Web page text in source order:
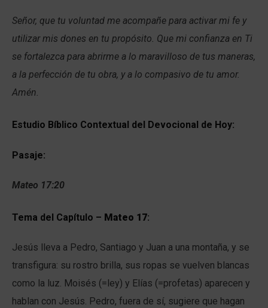
Señor, que tu voluntad me acompañe para activar mi fe y
utilizar mis dones en tu propósito. Que mi confianza en Ti
se fortalezca para abrirme a lo maravilloso de tus maneras,
a la perfección de tu obra, y a lo compasivo de tu amor.
Amén.
Estudio Bíblico Contextual del Devocional de Hoy:
Pasaje:
Mateo 17:20
Tema del Capítulo – Mateo 17:
Jesús lleva a Pedro, Santiago y Juan a una montaña, y se
transfigura: su rostro brilla, sus ropas se vuelven blancas
como la luz. Moisés (=ley) y Elías (=profetas) aparecen y
hablan con Jesús. Pedro, fuera de sí, sugiere que hagan